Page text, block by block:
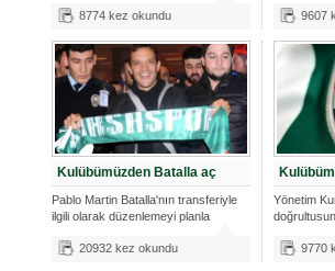
8774 kez okundu
9607
Kulübümüzden Batalla aç
Pablo Martin Batalla'nın transferiyle
ilgili olarak düzenlemeyi planla
20932 kez okundu
Yönetim
9770